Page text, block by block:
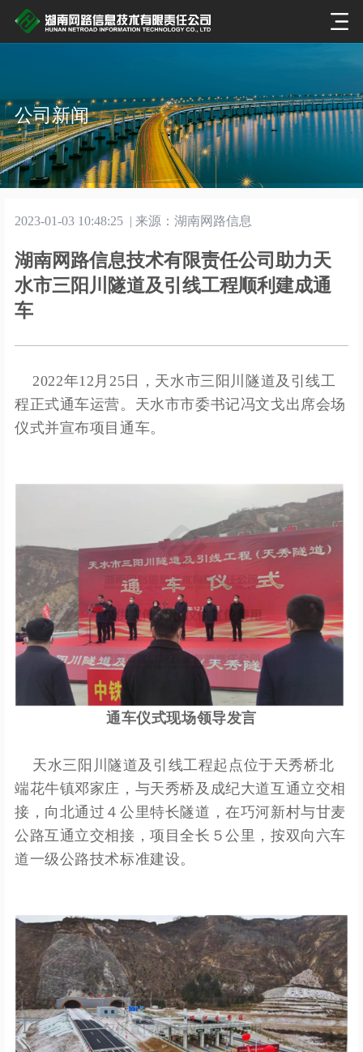
公司新闻
2023-01-03 10:48:25 | 来源：湖南网路信息
湖南网路信息技术有限责任公司助力天
水市三阳川隧道及引线工程顺利建成通
车
2022年12月25日，天水市三阳川隧道及引线工
程正式通车运营。天水市市委书记冯文戈出席会场
仪式并宣布项目通车。
通车仪式现场领导发言
天水三阳川隧道及引线工程起点位于天秀桥北
端花牛镇邓家庄，与天秀桥及成纪大道互通立交相
接，向北通过４公里特长隧道，在巧河新村与甘麦
公路互通立交相接，项目全长５公里，按双向六车
道一级公路技术标准建设。